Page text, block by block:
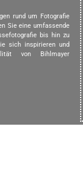
rund um Fotografie
Sie eine umfassende
bis hin zu
sich inspirieren und
von Bihlmayer